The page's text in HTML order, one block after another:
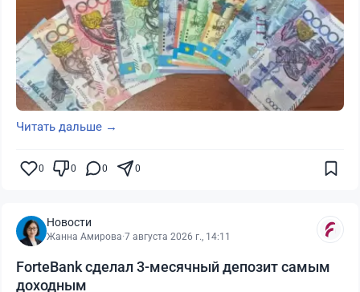
Читать дальше →
0 0 0 0
Новости
Жанна Амирова·7 августа 2026 г., 14:11
ForteBank сделал 3-месячный депозит самым
доходным